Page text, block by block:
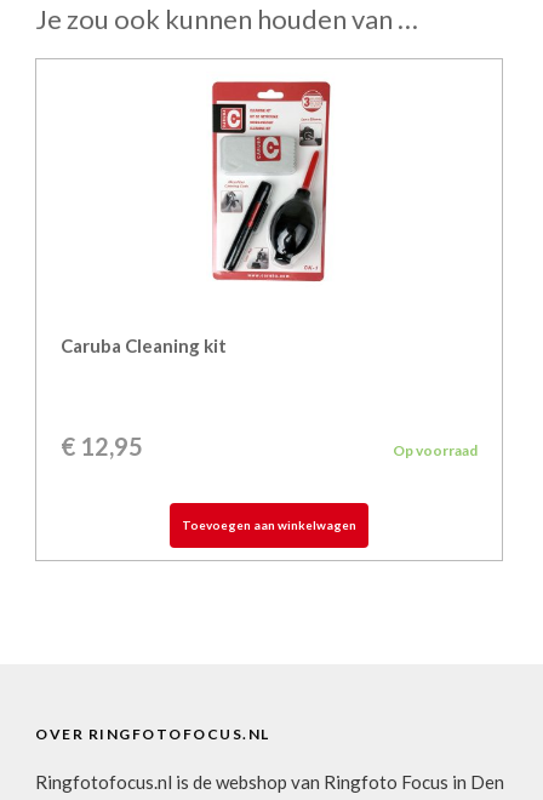
Je zou ook kunnen houden van …
Caruba Cleaning kit
€ 12,95 Op voorraad
Toevoegen aan winkelwagen
OVER RINGFOTOFOCUS.NL
Ringfotofocus.nl is de webshop van Ringfoto Focus in Den